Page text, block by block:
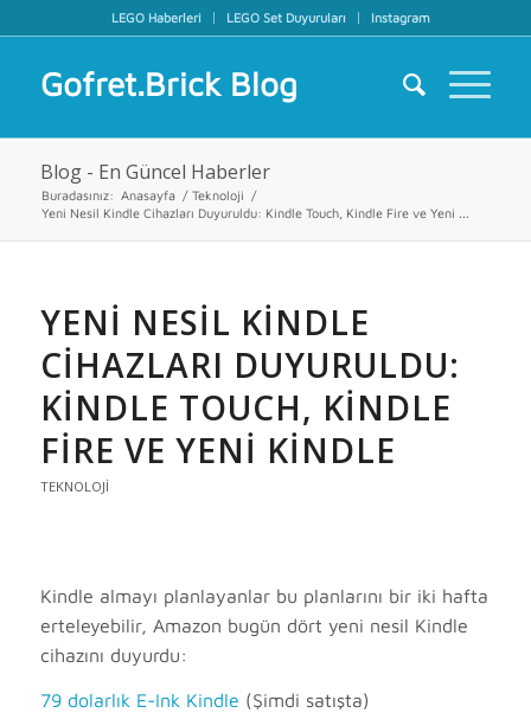
LEGO Haberleri LEGO Set Duyuruları Instagram
Gofret.Brick Blog
Blog - En Güncel Haberler
Buradasınız: Anasayfa / Teknoloji
/
Yeni Nesil Kindle Cihazları Duyuruldu: Kindle Touch, Kindle Fire ve Yeni ...
YENI NESIL KINDLE
CIHAZLARI DUYURULDU:
KINDLE TOUCH, KINDLE
FIRE VE YENI KINDLE
TEKNOLOJI
Kindle almayı planlayanlar bu planlarını bir iki hafta
erteleyebilir, Amazon bugün dört yeni nesil Kindle
cihazını duyurdu:
79 dolarlık E-Ink Kindle (Şimdi satışta)